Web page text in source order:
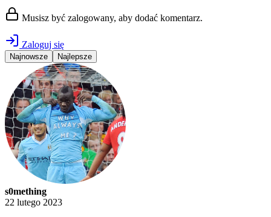
Musisz być zalogowany, aby dodać komentarz.
Zaloguj się
Najnowsze Najlepsze
s0mething
22 lutego 2023